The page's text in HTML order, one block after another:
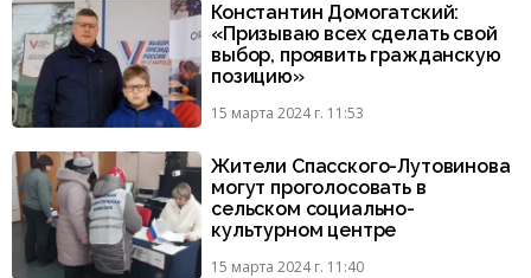
Константин Домогатский:
«Призываю всех сделать свой
выбор, проявить гражданскую
позицию»
15 марта 2024 г. 11:53
Жители Спасского-Лутовинова
могут проголосовать в
сельском социально-
культурном центре
15 марта 2024 г. 11:40